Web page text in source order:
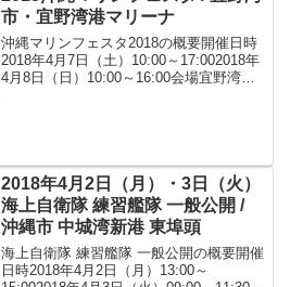
市・宜野湾港マリーナ
沖縄マリンフェスタ2018の概要開催日時
2018年4月7日（土）10:00～17:002018年
4月8日（日）10:00～16:00会場宜野湾港
2018年4月2日（月）・3日（火）
海上自衛隊 練習艦隊 一般公開 /
沖縄市 中城湾新港 東埠頭
海上自衛隊 練習艦隊 一般公開の概要開催
日時2018年4月2日（月）13:00～